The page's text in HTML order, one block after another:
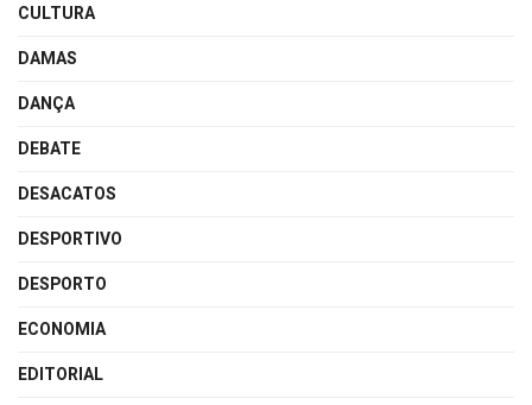
CULTURA
DAMAS
DANÇA
DEBATE
DESACATOS
DESPORTIVO
DESPORTO
ECONOMIA
EDITORIAL